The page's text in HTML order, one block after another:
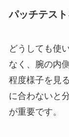
パッチテス
どうしても使
なく、腕の内
程度様子を見
に合わないと
が重要です。